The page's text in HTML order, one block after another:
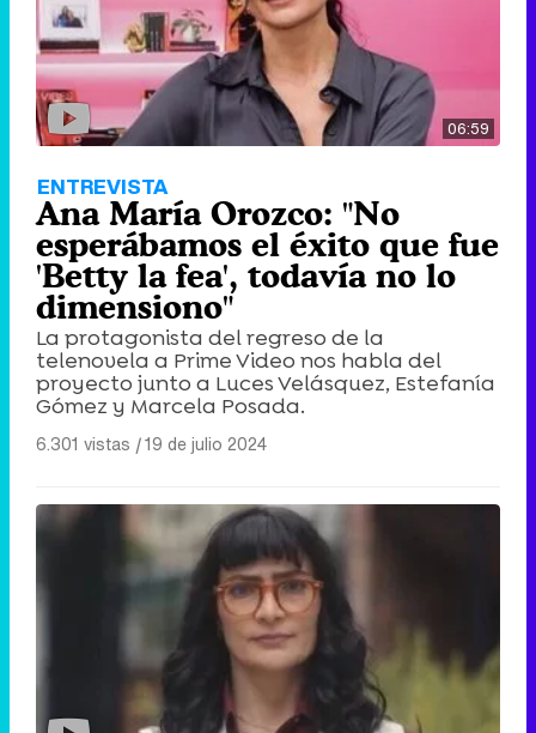
06:59
ENTREVISTA
Ana María Orozco: "No
esperábamos el éxito que fue
'Betty la fea', todavía no lo
dimensiono"
La protagonista del regreso de la
telenovela a Prime Video nos habla del
proyecto junto a Luces Velásquez, Estefanía
Gómez y Marcela Posada.
6.301 vistas |19 de julio 2024